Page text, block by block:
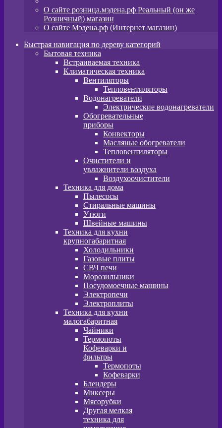
О сайте розница.мэдена.рф Реальный (он же
Розничный) магазин
О сайте Мэдена.рф (Интернет магазин)
Быстрая навигация по дереву категорий
Бытовая техника
Встраиваемая техника
Климатическая техника
Вентиляторы
Тепловентиляторы
Водонагреватели
Электрические водонагреватели
Обогревательные
приборы
Конвекторы
Масляные обогреватели
Тепловентиляторы
Очистители и
увлажнители воздуха
Воздухоочистители
Техника для дома
Пылeсосы
Стиральные машины
Утюги
Швейные машины
Техника для кухни
крупногабаритная
Холодильники
Газовые плиты
СВЧ печи
Морозильники
Посудомоечные машины
Электропечи
Электроплиты
Техника для кухни
малогабаритная
Чайники
Термопоты
Кофеварки и
фильтры
Термопоты
Кофеварки
Блендеры
Миксеры
Мясорубки
Другая мелкая
техника для